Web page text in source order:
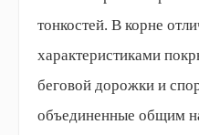
тонкостей. В корне
характеристиками
беговой дорожки и
объединенные общим